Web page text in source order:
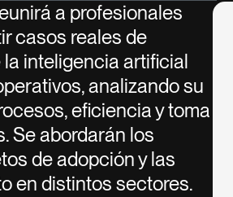
a profesionales
casos reales de
inteligencia artificial
analizando su
eficiencia y toma
Se abordarán los
de adopción y las
en distintos sectores.